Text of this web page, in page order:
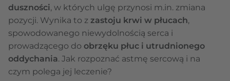
duszności, w których ulgę przynosi m.in. zmiana
pozycji. Wynika to z zastoju krwi w płucach,
spowodowanego niewydolnością serca i
prowadzącego do obrzęku płuc i utrudnionego
oddychania. Jak rozpoznać astmę sercową i na
czym polega jej leczenie?